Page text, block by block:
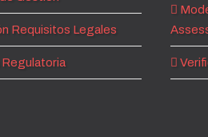
Requisitos Legales